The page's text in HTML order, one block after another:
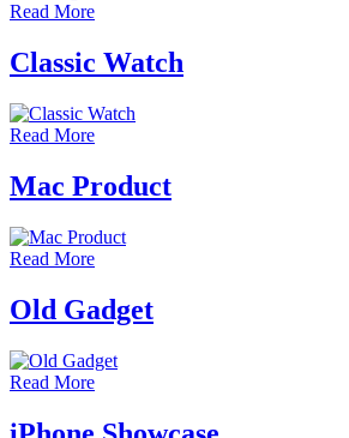
Read More
Classic Watch
Read More
Mac Product
Read More
Old Gadget
Read More